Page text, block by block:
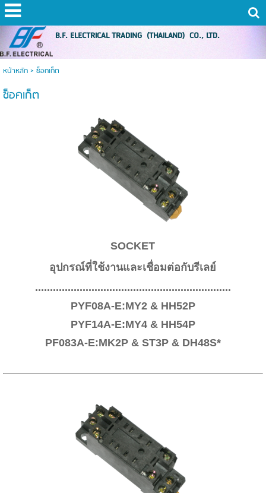
B.F. ELECTRICAL TRADING (THAILAND) CO., LTD.
หน้าหลัก> ซ็อกเก็ต
ซ็อคเก็ต
SOCKET
อุปกรณ์ที่ใช้งานและเชื่อมต่อกับรีเลย์
..................................................................
PYF08A-E:MY2 & HH52P
PYF14A-E:MY4 & HH54P
PF083A-E:MK2P & ST3P & DH48S*